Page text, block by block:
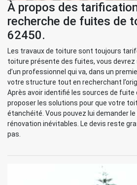
À propos des
recherche de fuites de
62450.
Les travaux de toiture sont toujours
toiture présente des fuites, vous
d’un professionnel qui va, dans un
votre structure tout en recherchant
Après avoir identifié les sources de fuite
proposer les solutions pour que votre
étanchéité. Vous pouvez lui demander
rénovation inévitables. Le devis reste
pas.